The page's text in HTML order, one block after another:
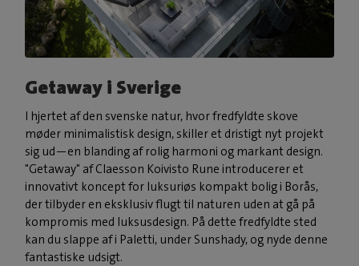
Getaway i Sverige
I hjertet af den svenske natur, hvor fredfyldte skove
møder minimalistisk design, skiller et dristigt nyt projekt
sig ud—en blanding af rolig harmoni og markant design.
"Getaway" af Claesson Koivisto Rune introducerer et
innovativt koncept for luksuriøs kompakt bolig i Borås,
der tilbyder en eksklusiv flugt til naturen uden at gå på
kompromis med luksusdesign. På dette fredfyldte sted
kan du slappe af i Paletti, under Sunshady, og nyde denne
fantastiske udsigt.